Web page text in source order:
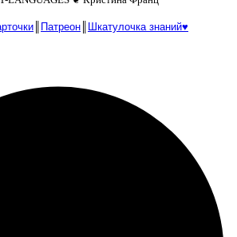
Патреон Шкатулочка знаний♥︎